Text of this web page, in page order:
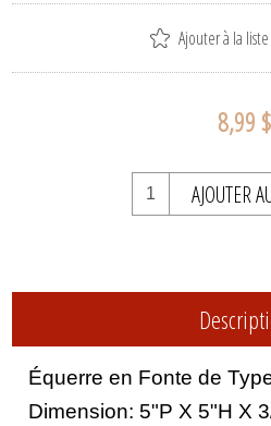
Ajouter à la
8,99 $
AJOUTER
Équerre en Fonte de
Dimension: 5"P X 5"H X